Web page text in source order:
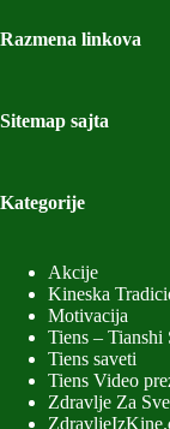
Razmena linkova
Sitemap sajta
Kategorije
Akcije
Kineska
Motivacija
Tiens – Tianshi
Tiens saveti
Tiens Video
Zdravlje Za Sve